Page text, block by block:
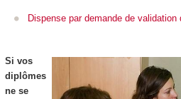
Dispense par demande de
Si vos
diplômes
ne se